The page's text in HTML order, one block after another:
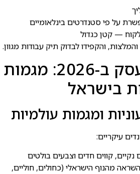
על פי סטנדרטים בינלאומיים
— קטן כגדול
והקפידו לבדוק תיק עבודות מגוון.
עיצוב לוגו לעסק ב-2026: מגמות
בישראל
ומגמות עולמיות
נקיים, קווים חדים וצבעים בולטים
מהנוף הישראלי (כחולים, חוליים,